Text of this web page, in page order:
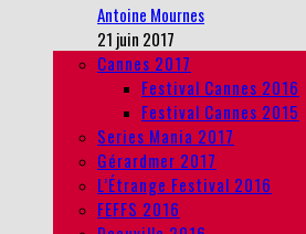
Antoine Mournes
21 juin 2017
Cannes 2017
Festival Cannes 2016
Festival Cannes 2015
Series Mania 2017
Gérardmer 2017
L’Étrange Festival 2016
FEFFS 2016